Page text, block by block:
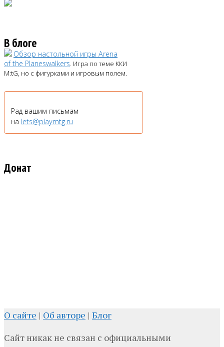
В блоге
Обзор настольной игры Arena
of the Planeswalkers. Игра по теме ККИ
M:tG, но с фигурками и игровым полем.
Рад вашим письмам
на lets@playmtg.ru
Донат
О сайте | Об авторе | Блог
Сайт никак не связан с официальными